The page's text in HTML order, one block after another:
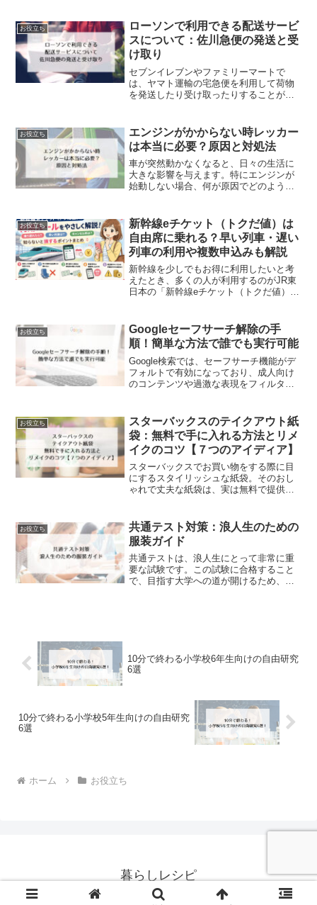
お役立ち
ローソンで利用できる配送サービ
スについて：佐川急便の発送と受
け取り
セブンイレブンやファミリーマートで
は、ヤマト運輸の宅急便を利用して荷物
を発送したり受け取ったりすることがで
りが可能です。今回は、ローソンで佐川
急便を利用して荷物を発送や受け取りが
できるのかについて詳しく解説します。
お役立ち
エンジンがかからない時レッカー
は本当に必要？原因と対処法
車が突然動かなくなると、日々の生活に
大きな影響を与えます。特にエンジンが
始動しない場合、何が原因でどのように
た緊急時に役立つ情報をわかりやすくご
説明します。事態に備えて...
お役立ち
新幹線eチケット（トクだ値）は
自由席に乗れる？早い列車・遅い
列車の利用や複数申込みも解説
新幹線を少しでもお得に利用したいと考
えたとき、多くの人が利用するのがJR東
日本の「新幹線eチケット（トクだ値）」
のきっぷとは異なる利用ルールが設けら
れています。特に多い...
お役立ち
Googleセーフサーチ解除の手
順！簡単な方法で誰でも実行可能
Google検索では、セーフサーチ機能がデ
フォルトで有効になっており、成人向け
のコンテンツや過激な表現をフィルタリ
し効果を解除し、全てのコンテンツを制
約なく閲覧できるよ...
お役立ち
スターバックスのテイクアウト紙
袋：無料で手に入れる方法とリメ
イクのコツ【７つのアイディア】
スターバックスでお買い物をする際に目
にするスタイリッシュな紙袋。そのおし
ゃれで丈夫な紙袋は、実は無料で提供さ
ックスの紙袋が無料で提供されるのか、
そしてどのようにして入手できるのかに
ついて詳しく解説します。
お役立ち
共通テスト対策：浪人生のための
服装ガイド
共通テストは、浪人生にとって非常に重
要な試験です。この試験に合格すること
で、目指す大学への道が開けるため、多
服装は、他の受験生や試験監督に悪い印
象を与え、試験環境でのストレスを増や
のような服装が最も適しているかを検討
することは、試験当日の成功に直結しま
す。この記事では、浪人生が共通テスト
に最適な服装を選ぶための具体的なアド
10分で終わる小学校6年生向けの自由研究
6選
10分で終わる小学校5年生向けの自由研究
6選
ホーム お役立ち
暮らしレシピ
© 2017 暮らしレシピ.